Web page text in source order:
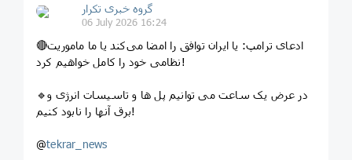
گروه خبری تکرار
06 July 2026 16:24
🔴ادعای ترامپ: یا ایران توافق را امضا می‌کند یا ما ماموریت
نظامی خود را کامل خواهیم کرد!
🔹در عرض یک ساعت می توانیم پل ها و تاسیسات انرژی و
برق آنها را نابود کنیم!
@tekrar_news